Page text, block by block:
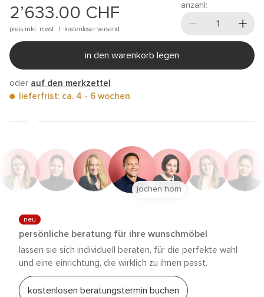
2’633.00 CHF
preis inkl. mwst. | kostenloser versand
anzahl:
in den warenkorb legen
oder auf den merkzettel
lieferfrist: ca. 4 - 6 wochen
neu
persönliche beratung für ihre wunschmöbel
lassen sie sich individuell beraten, für die perfekte wahl
und eine einrichtung, die wirklich zu ihnen passt.
kostenlosen beratungstermin buchen
jochen horn